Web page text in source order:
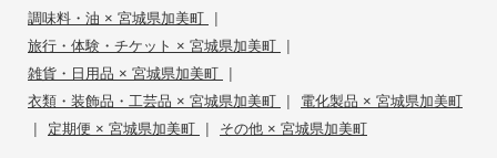
調味料・油 × 宮城県加美町 |
旅行・体験・チケット × 宮城県加美町 |
雑貨・日用品 × 宮城県加美町 |
衣類・装飾品・工芸品 × 宮城県加美町 | 電化製品 × 宮城県加美町
| 定期便 × 宮城県加美町 | その他 × 宮城県加美町